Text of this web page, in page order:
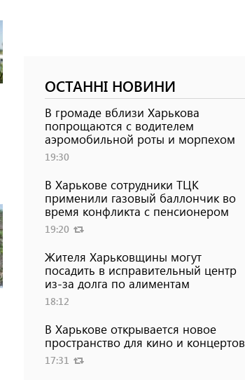
ОСТАННІ НОВИНИ
В громаде вблизи Харькова
попрощаются с водителем
аэромобильной роты и морпехом
19:30
В Харькове сотрудники ТЦК
применили газовый баллончик во
время конфликта с пенсионером
19:20
Жителя Харьковщины могут
посадить в исправительный центр
из-за долга по алиментам
18:12
В Харькове открывается новое
пространство для кино и концертов
17:31